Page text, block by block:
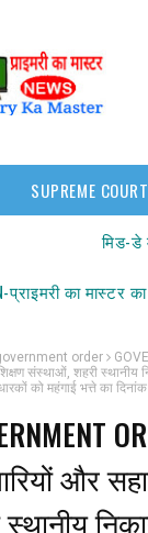
SUPREME COURT
मिड-डे
प्राइमरी का मास्टर
order
संस्थाओं, शहरी स्थानीय
को महंगाई भत्ते का
और